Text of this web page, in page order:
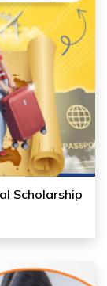
Scholarship